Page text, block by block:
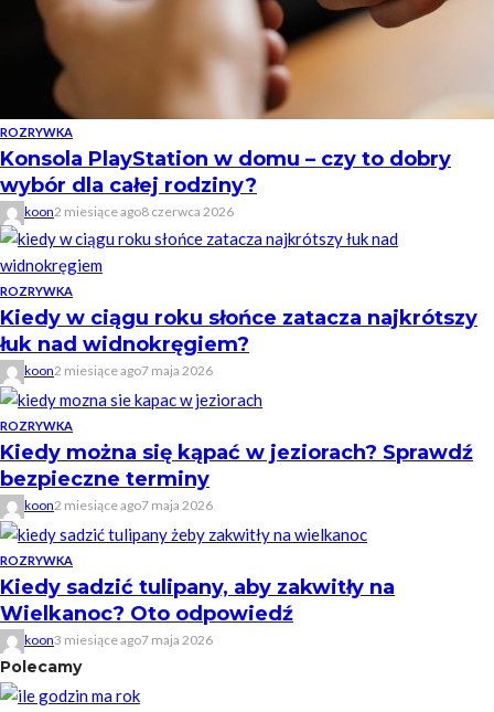
ROZRYWKA
Konsola PlayStation w domu – czy to dobry
wybór dla całej rodziny?
koon2 miesiące ago8 czerwca 2026
ROZRYWKA
Kiedy w ciągu roku słońce zatacza najkrótszy
łuk nad widnokręgiem?
koon2 miesiące ago7 maja 2026
ROZRYWKA
Kiedy można się kąpać w jeziorach? Sprawdź
bezpieczne terminy
koon2 miesiące ago7 maja 2026
ROZRYWKA
Kiedy sadzić tulipany, aby zakwitły na
Wielkanoc? Oto odpowiedź
koon3 miesiące ago7 maja 2026
Polecamy